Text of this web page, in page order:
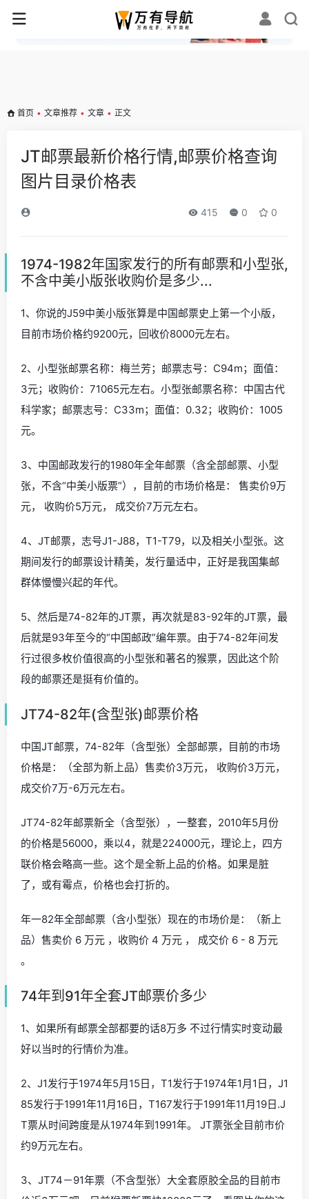
✕
首页 • 文章推荐 • 文章 • 正文
JT邮票最新价格行情,邮票价格查询
图片目录价格表
415 0 0
1974-1982年国家发行的所有邮票和小型张,
不含中美小版张收购价是多少...
1、你说的J59中美小版张算是中国邮票史上第一个小版，
目前市场价格约9200元，回收价8000元左右。
2、小型张邮票名称：梅兰芳；邮票志号：C94m；面值：
3元；收购价：71065元左右。小型张邮票名称：中国古代
科学家；邮票志号：C33m；面值：0.32；收购价：1005
元。
3、中国邮政发行的1980年全年邮票（含全部邮票、小型
张，不含“中美小版票”），目前的市场价格是： 售卖价9万
元， 收购价5万元， 成交价7万元左右。
4、JT邮票，志号J1-J88，T1-T79，以及相关小型张。这
期间发行的邮票设计精美，发行量适中，正好是我国集邮
群体慢慢兴起的年代。
5、然后是74-82年的JT票，再次就是83-92年的JT票，最
后就是93年至今的“中国邮政”编年票。由于74-82年间发
行过很多枚价值很高的小型张和著名的猴票，因此这个阶
段的邮票还是挺有价值的。
JT74-82年(含型张)邮票价格
中国JT邮票，74-82年（含型张）全部邮票，目前的市场
价格是：（全部为新上品）售卖价3万元， 收购价3万元，
成交价7万-6万元左右。
JT74-82年邮票新全（含型张），一整套，2010年5月份
的价格是56000，乘以4，就是224000元，理论上，四方
联价格会略高一些。这个是全新上品的价格。如果是脏
了，或有霉点，价格也会打折的。
年一82年全部邮票（含小型张）现在的市场价是：（新上
品）售卖价 6 万元 ，收购价 4 万元 ， 成交价 6 - 8 万元
。
74年到91年全套JT邮票价多少
1、如果所有邮票全部都要的话8万多 不过行情实时变动最
好以当时的行情价为准。
2、J1发行于1974年5月15日，T1发行于1974年1月1日，J1
85发行于1991年11月16日，T167发行于1991年11月19日.J
T票从时间跨度是从1974年到1991年。 JT票张全目前市价
约9万元左右。
3、JT74－91年票（不含型张）大全套原胶全品的目前市